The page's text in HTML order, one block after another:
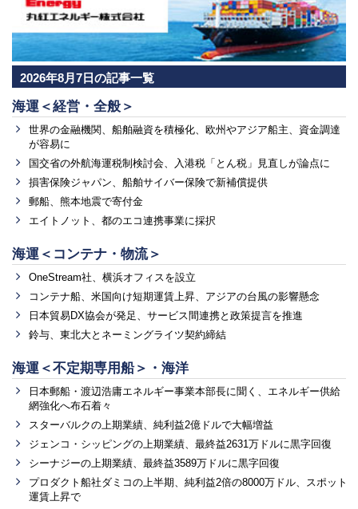
2026年8月7日の記事一覧
海運＜経営・全般＞
世界の金融機関、船舶融資を積極化、欧州やアジア船主、資金調達
が容易に
国交省の外航海運税制検討会、入港税「とん税」見直しが論点に
損害保険ジャパン、船舶サイバー保険で新補償提供
郵船、熊本地震で寄付金
エイトノット、都のエコ連携事業に採択
海運＜コンテナ・物流＞
OneStream社、横浜オフィスを設立
コンテナ船、米国向け短期運賃上昇、アジアの台風の影響懸念
日本貿易DX協会が発足、サービス間連携と政策提言を推進
鈴与、東北大とネーミングライツ契約締結
海運＜不定期専用船＞・海洋
日本郵船・渡辺浩庸エネルギー事業本部長に聞く、エネルギー供給
網強化へ布石着々
スターバルクの上期業績、純利益2億ドルで大幅増益
ジェンコ・シッピングの上期業績、最終益2631万ドルに黒字回復
シーナジーの上期業績、最終益3589万ドルに黒字回復
プロダクト船社ダミコの上半期、純利益2倍の8000万ドル、スポット
運賃上昇で